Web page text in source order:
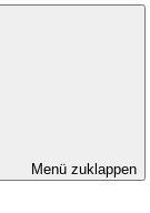
Menü zuklappen